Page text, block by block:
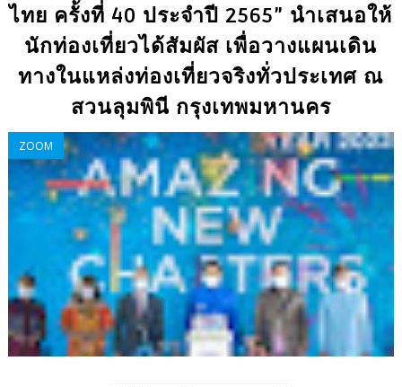
ไทย ครั้งที่ 40 ประจำปี 2565” นำเสนอให้
นักท่องเที่ยวได้สัมผัส เพื่อวางแผนเดิน
ทางในแหล่งท่องเที่ยวจริงทั่วประเทศ ณ
สวนลุมพินี กรุงเทพมหานคร
ZOOM